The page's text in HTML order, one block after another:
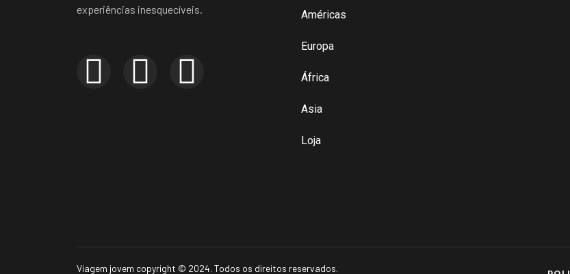
experiências inesquecíveis.
Américas
Europa
África
Asia
Loja
Viagem jovem copyright © 2024. Todos os direitos reservados.